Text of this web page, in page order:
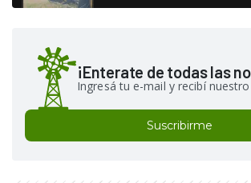
¡Enterate de todas las
Ingresá tu e-mail y recibí
Suscribirme